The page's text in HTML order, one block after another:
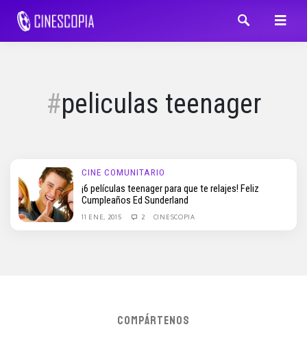
peliculas teenager
CINE COMUNITARIO
¡6 películas teenager para que te relajes! Feliz
Cumpleaños Ed Sunderland
11 ENE, 2015 2 CINESCOPIA
COMPÁRTENOS